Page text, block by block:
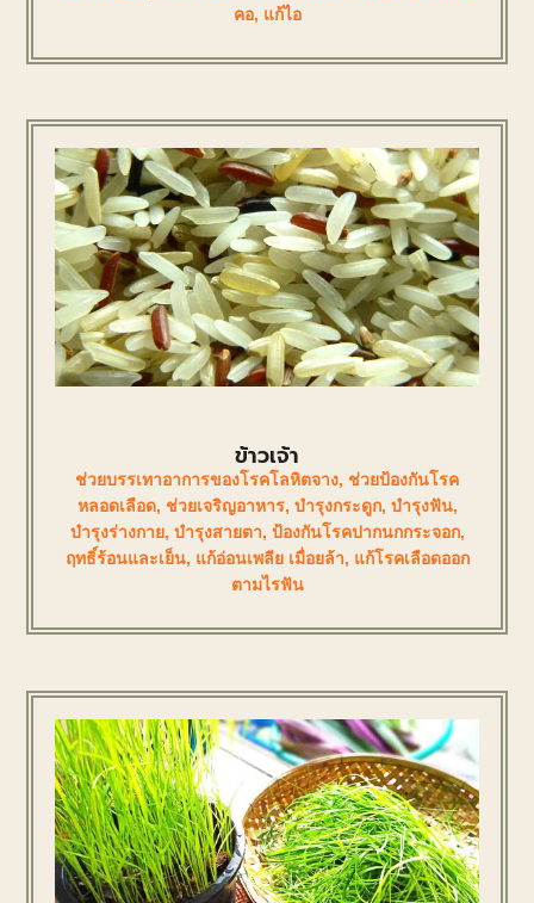
คอ, แก้ไอ
ข้าวเจ้า
ช่วยบรรเทาอาการของโรคโลหิตจาง, ช่วยป้องกันโรค
หลอดเลือด, ช่วยเจริญอาหาร, บำรุงกระดูก, บำรุงฟัน,
บำรุงร่างกาย, บำรุงสายตา, ป้องกันโรคปากนกกระจอก,
ฤทธิ์ร้อนและเย็น, แก้อ่อนเพลีย เมื่อยล้า, แก้โรคเลือดออก
ตามไรฟัน